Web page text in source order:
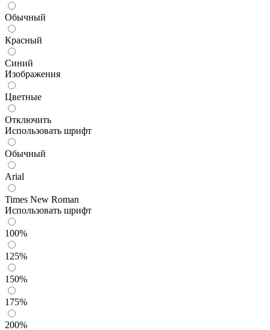
Обычный
Красный
Синий
Изображения
Цветные
Отключить
Использовать шрифт
Обычный
Arial
Times New Roman
Использовать шрифт
100%
125%
150%
175%
200%